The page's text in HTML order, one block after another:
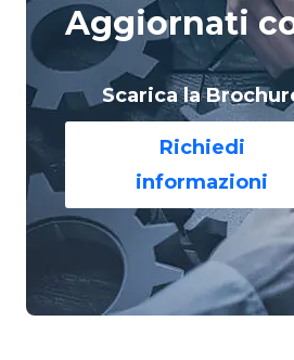
Aggiornati
Scarica la
Richiedi
informazioni